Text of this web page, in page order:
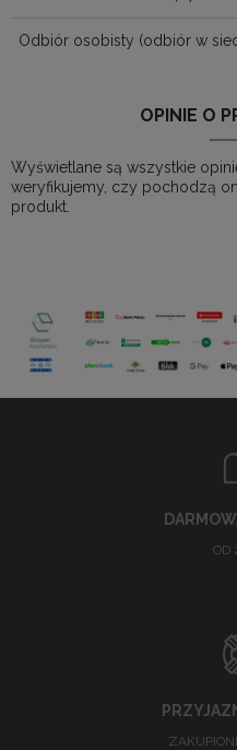
Odbiór osobisty (odbiór w
OPINIE O
Wyświetlane są wszystkie
weryfikujemy, czy pochodzą
produkt.
OD